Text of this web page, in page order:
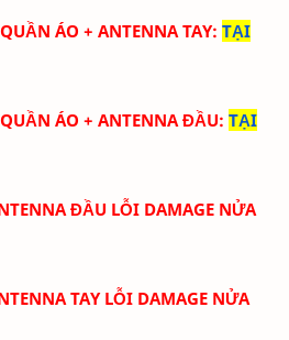
ÁO + ANTENNA TAY: TẠI
ÁO + ANTENNA ĐẦU: TẠI
ĐẦU LỖI DAMAGE NỬA
TAY LỖI DAMAGE NỬA